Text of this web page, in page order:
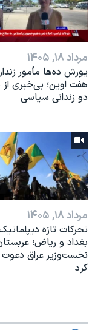
مرداد ۱۸, ۱۴۰۵
یورش ده‌ها مأمور
هفت اوین؛ بی‌خبری
دو زندانی سیاسی
مرداد ۱۸, ۱۴۰۵
تحرکات تازه
بغداد و ریاض؛
نخست‌وزیر عراق
کرد